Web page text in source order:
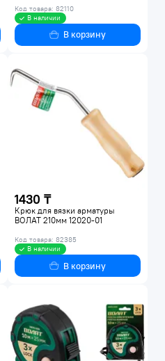
Код товара: 82110
В наличии
В корзину
1430 ₸
Крюк для вязки арматуры
ВОЛАТ 210мм 12020-01
Код товара: 82385
В наличии
В корзину